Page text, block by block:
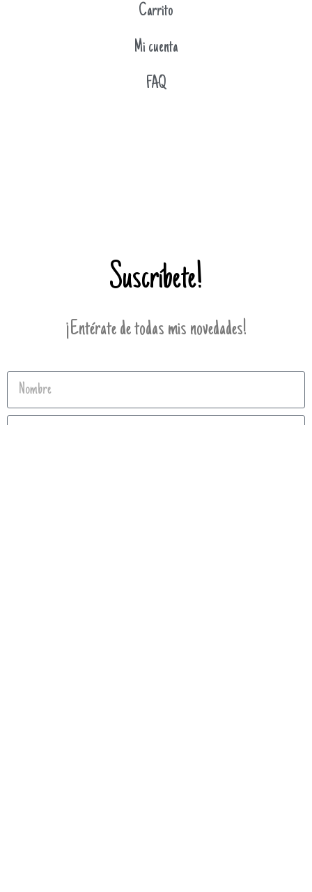
Carrito
Mi cuenta
FAQ
Suscríbete!
¡Entérate de todas mis novedades!